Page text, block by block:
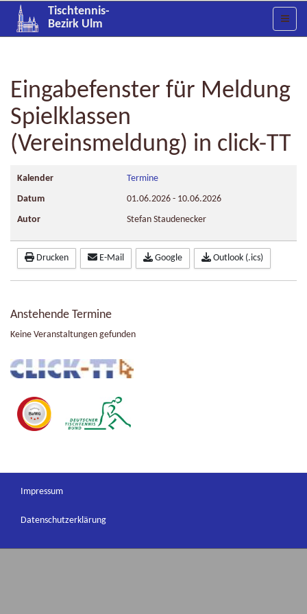
Tischtennis-
Bezirk Ulm
Eingabefenster für Meldung
Spielklassen
(Vereinsmeldung) in click-TT
Kalender
Termine
Datum
01.06.2026 - 10.06.2026
Autor
Stefan Staudenecker
Drucken E-Mail Google Outlook (.ics)
Anstehende Termine
Keine Veranstaltungen gefunden
Impressum
Datenschutzerklärung